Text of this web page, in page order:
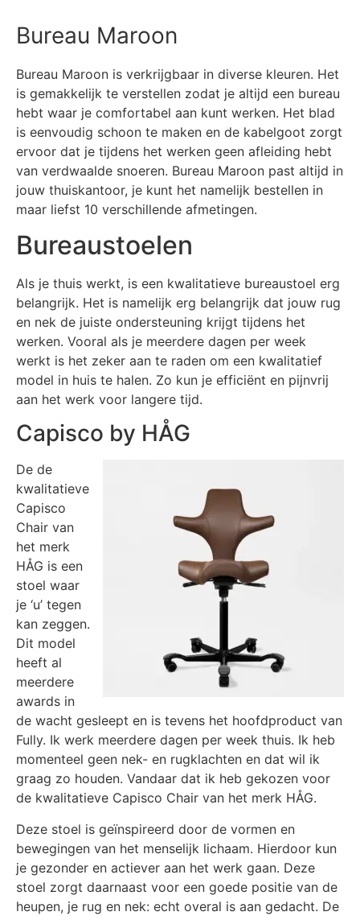
Bureau Maroon
Bureau Maroon is verkrijgbaar in diverse kleuren. Het
is gemakkelijk te verstellen zodat je altijd een bureau
hebt waar je comfortabel aan kunt werken. Het blad
is eenvoudig schoon te maken en de kabelgoot zorgt
ervoor dat je tijdens het werken geen afleiding hebt
van verdwaalde snoeren. Bureau Maroon past altijd in
jouw thuiskantoor, je kunt het namelijk bestellen in
maar liefst 10 verschillende afmetingen.
Bureaustoelen
Als je thuis werkt, is een kwalitatieve bureaustoel erg
belangrijk. Het is namelijk erg belangrijk dat jouw rug
en nek de juiste ondersteuning krijgt tijdens het
werken. Vooral als je meerdere dagen per week
werkt is het zeker aan te raden om een kwalitatief
model in huis te halen. Zo kun je efficiënt en pijnvrij
aan het werk voor langere tijd.
Capisco by HÅG
De de
kwalitatieve
Capisco
Chair van
het merk
HÅG is een
stoel waar
je ‘u’ tegen
kan zeggen.
Dit model
heeft al
meerdere
awards in
de wacht gesleept en is tevens het hoofdproduct van
Fully. Ik werk meerdere dagen per week thuis. Ik heb
momenteel geen nek- en rugklachten en dat wil ik
graag zo houden. Vandaar dat ik heb gekozen voor
de kwalitatieve Capisco Chair van het merk HÅG.
Deze stoel is geïnspireerd door de vormen en
bewegingen van het menselijk lichaam. Hierdoor kun
je gezonder en actiever aan het werk gaan. Deze
stoel zorgt daarnaast voor een goede positie van de
heupen, je rug en nek: echt overal is aan gedacht. De